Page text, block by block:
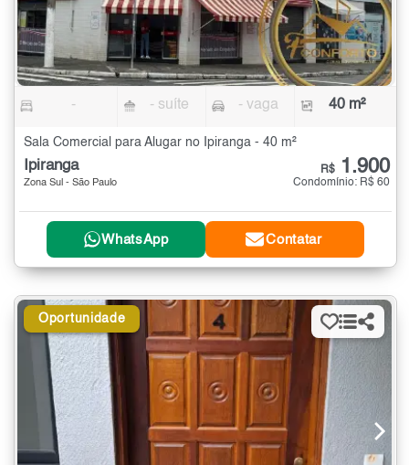
- - suíte - vaga 40 m²
Sala Comercial para Alugar no Ipiranga - 40 m²
Ipiranga
Zona Sul - São Paulo
R$ 1.900
Condomínio: R$ 60
WhatsApp Contatar
Oportunidade